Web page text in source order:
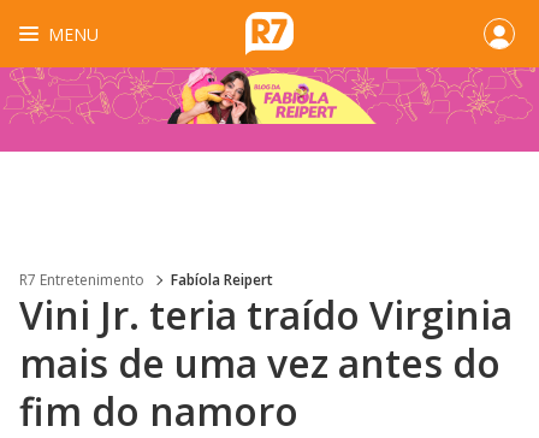
MENU
R7 Entretenimento Fabíola Reipert
Vini Jr. teria traído Virginia
mais de uma vez antes do
fim do namoro